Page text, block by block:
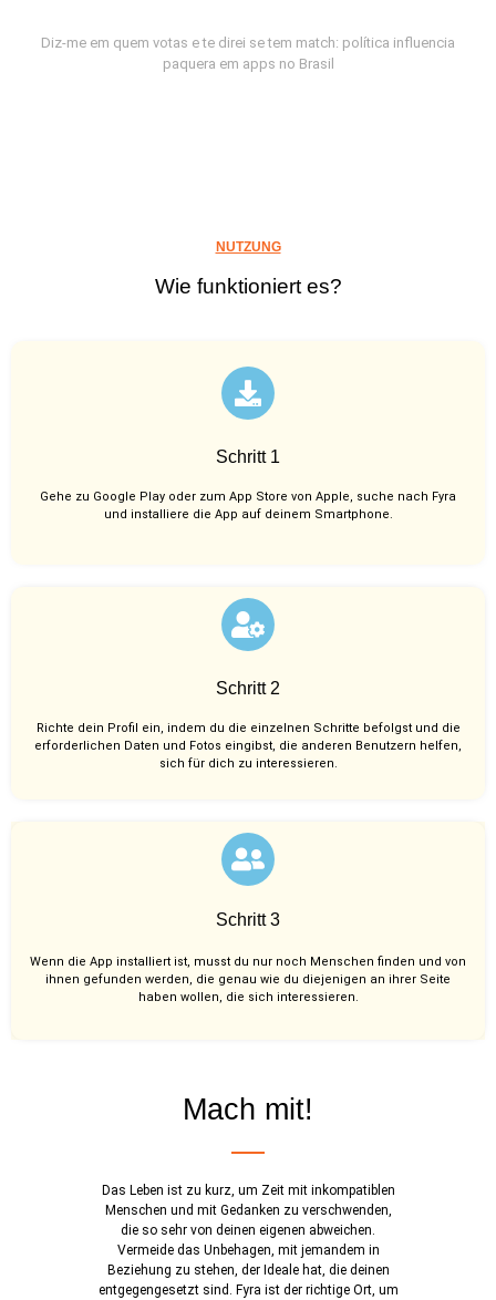
Diz-me em quem votas e te direi se tem match: política influencia
paquera em apps no Brasil
NUTZUNG
Wie funktioniert es?
Schritt 1
Gehe zu Google Play oder zum App Store von Apple, suche nach Fyra
und installiere die App auf deinem Smartphone.
Schritt 2
Richte dein Profil ein, indem du die einzelnen Schritte befolgst und die
erforderlichen Daten und Fotos eingibst, die anderen Benutzern helfen,
sich für dich zu interessieren.
Schritt 3
Wenn die App installiert ist, musst du nur noch Menschen finden und von
ihnen gefunden werden, die genau wie du diejenigen an ihrer Seite
haben wollen, die sich interessieren.
Mach mit!
Das Leben ist zu kurz, um Zeit mit inkompatiblen
Menschen und mit Gedanken zu verschwenden,
die so sehr von deinen eigenen abweichen.
Vermeide das Unbehagen, mit jemandem in
Beziehung zu stehen, der Ideale hat, die deinen
entgegengesetzt sind. Fyra ist der richtige Ort, um